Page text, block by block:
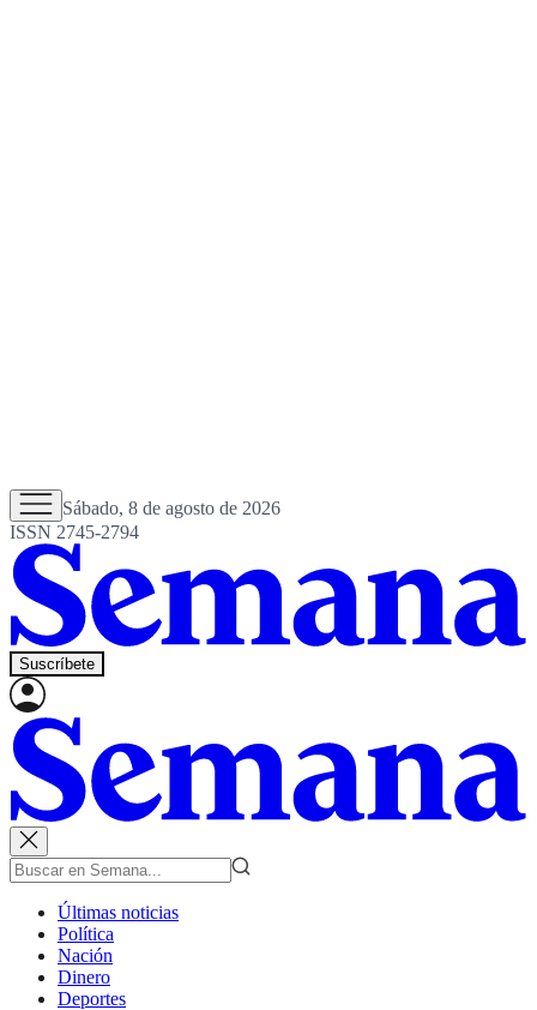
Sábado, 8 de agosto de 2026
ISSN 2745-2794
Suscríbete
Últimas noticias
Política
Nación
Dinero
Deportes